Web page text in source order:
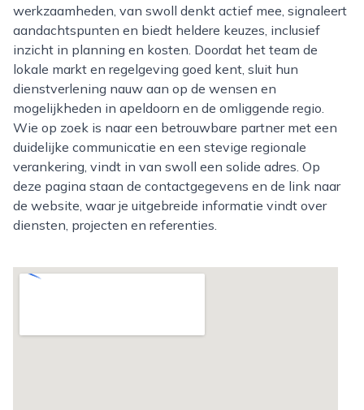
werkzaamheden, van swoll denkt actief mee, signaleert
aandachtspunten en biedt heldere keuzes, inclusief
inzicht in planning en kosten. Doordat het team de
lokale markt en regelgeving goed kent, sluit hun
dienstverlening nauw aan op de wensen en
mogelijkheden in apeldoorn en de omliggende regio.
Wie op zoek is naar een betrouwbare partner met een
duidelijke communicatie en een stevige regionale
verankering, vindt in van swoll een solide adres. Op
deze pagina staan de contactgegevens en de link naar
de website, waar je uitgebreide informatie vindt over
diensten, projecten en referenties.